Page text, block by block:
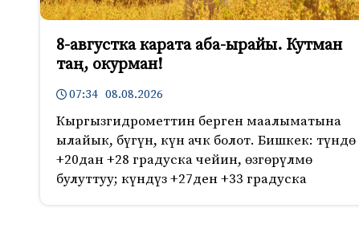
8-августка карата аба-ырайы. Кутман
таң, окурман!
07:34 08.08.2026
Кыргызгидрометтин берген маалыматына
ылайык, бүгүн, күн ачк болот. Бишкек: түндө
+20дан +28 градуска чейин, өзгөрүлмө
булуттуу; күндүз +27ден +33 градуска